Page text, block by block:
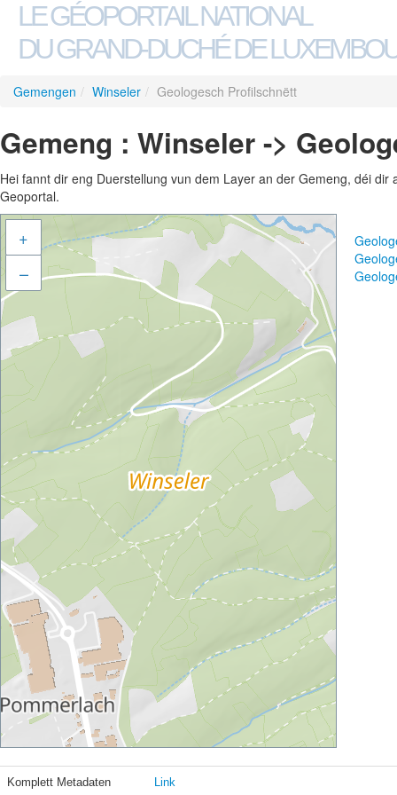
LE GÉOPORTAIL NATIONAL
DU GRAND-DUCHÉ DE
Gemengen / Winseler / Geologesch Profilschnëtt
Gemeng : Winseler ->
Hei fannt dir eng Duerstellung vun dem Layer an der Gemeng, déi
Geoportal.
+
–
Komplett Metadaten Link